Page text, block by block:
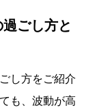
ごし方と
し方をご紹介
も、波動が高